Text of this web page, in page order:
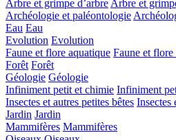
Arbre et grimpe d’arbre Arbre et
Archéologie et paléontologie
Eau Eau
Evolution Evolution
Faune et flore aquatique Faune et flore
Forêt Forêt
Géologie Géologie
Infiniment petit et chimie Infiniment
Insectes et autres petites bêtes Insectes
Jardin Jardin
Mammifères Mammifères